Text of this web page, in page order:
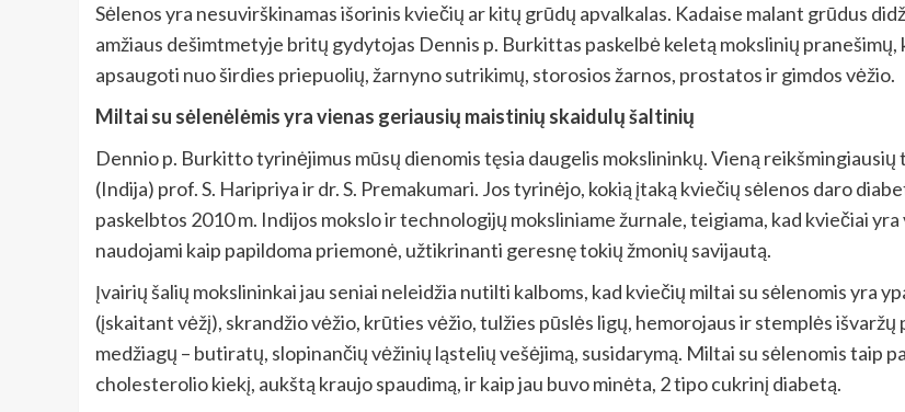
Sėlenos yra nesuvirškinamas išorinis kviečių ar kitų grūdų apvalkalas. Kadaise malant grūdus
amžiaus dešimtmetyje britų gydytojas Dennis p. Burkittas paskelbė keletą mokslinių
apsaugoti nuo širdies priepuolių, žarnyno sutrikimų, storosios žarnos, prostatos ir gimdos vėžio.
Miltai su sėlenėlėmis yra vienas geriausių maistinių skaidulų šaltinių
Dennio p. Burkitto tyrinėjimus mūsų dienomis tęsia daugelis mokslininkų. Vieną
(Indija) prof. S. Haripriya ir dr. S. Premakumari. Jos tyrinėjo, kokią įtaką kviečių sėlenos daro
paskelbtos 2010 m. Indijos mokslo ir technologijų moksliniame žurnale, teigiama, kad kviečiai
naudojami kaip papildoma priemonė, užtikrinanti geresnę tokių žmonių savijautą.
Įvairių šalių mokslininkai jau seniai neleidžia nutilti kalboms, kad kviečių miltai su sėlenomis yra
(įskaitant vėžį), skrandžio vėžio, krūties vėžio, tulžies pūslės ligų, hemorojaus ir stemplės
medžiagų – butiratų, slopinančių vėžinių ląstelių vešėjimą, susidarymą. Miltai su sėlenomis taip
cholesterolio kiekį, aukštą kraujo spaudimą, ir kaip jau buvo minėta, 2 tipo cukrinį diabetą.